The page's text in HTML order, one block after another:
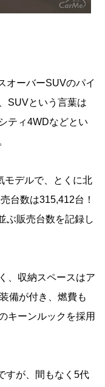
オーバーSUVのパイ
SUVという言葉は
ティ4WDなどとい
モデルで、とくに北
台数は315,412台！
ぶ販売台数を記録し
、収納スペースはア
備が付き、燃費も
キーンルックを採用
すが、間もなく5代